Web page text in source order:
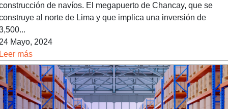
de navíos. El megapuerto de Chancay, que se
al norte de Lima y que implica una inversión de
Mayo, 2024
más